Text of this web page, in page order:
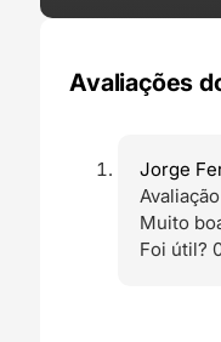
Avaliações
Jorge
Muito
Foi útil?